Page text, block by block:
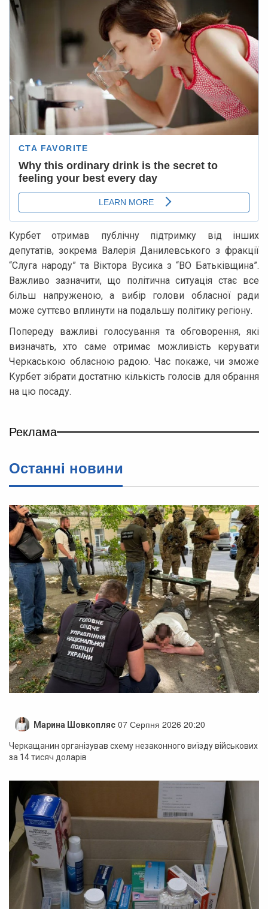
Курбет отримав публічну підтримку від інших
депутатів, зокрема Валерія Данилевського з фракції
“Слуга народу” та Віктора Вусика з “ВО Батьківщина”.
Важливо зазначити, що політична ситуація стає все
більш напруженою, а вибір голови обласної ради
може суттєво вплинути на подальшу політику регіону.
Попереду важливі голосування та обговорення, які
визначать, хто саме отримає можливість керувати
Черкаською обласною радою. Час покаже, чи зможе
Курбет зібрати достатню кількість голосів для обрання
на цю посаду.
Реклама
Останні новини
Марина Шовкопляс 07 Серпня 2026 20:20
Черкащанин організував схему незаконного виїзду військових
за 14 тисяч доларів